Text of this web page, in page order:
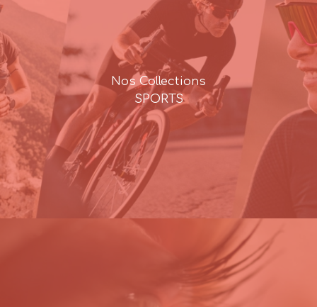
Nos Collections
SPORTS